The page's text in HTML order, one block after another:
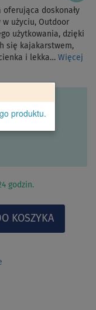
doskonały
w użyciu, Outdoor
użytkowania, dzięki
się kajakarstwem,
i lekka… Więcej
produktu.
godzin.